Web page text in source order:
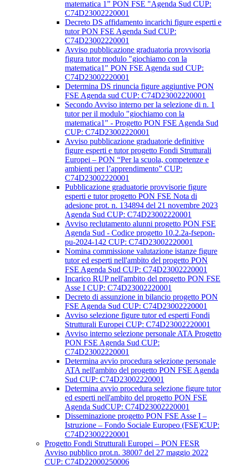
matematica 1” PON FSE "Agenda Sud CUP:
C74D23002220001
Decreto DS affidamento incarichi figure esperti e
tutor PON FSE Agenda Sud CUP:
C74D23002220001
Avviso pubblicazione graduatoria provvisoria
figura tutor modulo "giochiamo con la
matematica1" PON FSE Agenda sud CUP:
C74D23002220001
Determina DS rinuncia figure aggiuntive PON
FSE Agenda sud CUP: C74D23002220001
Secondo Avviso interno per la selezione di n. 1
tutor per il modulo "giochiamo con la
matematica1" - Progetto PON FSE Agenda Sud
CUP: C74D23002220001
Avviso pubblicazione graduatorie definitive
figure esperti e tutor progetto Fondi Strutturali
Europei – PON “Per la scuola, competenze e
ambienti per l’apprendimento” CUP:
C74D23002220001
Pubblicazione graduatorie provvisorie figure
esperti e tutor progetto PON FSE Nota di
adesione prot. n. 134894 del 21 novembre 2023
Agenda Sud CUP: C74D23002220001
Avviso reclutamento alunni progetto PON FSE
Agenda Sud - Codice progetto 10.2.2a-fsepon-
pu-2024-142 CUP: C74D23002220001
Nomina commissione valutazione istanze figure
tutor ed esperti nell'ambito del progetto PON
FSE Agenda Sud CUP: C74D23002220001
Incarico RUP nell'ambito del progetto PON FSE
Asse I CUP: C74D23002220001
Decreto di assunzione in bilancio progetto PON
FSE Agenda Sud CUP: C74D23002220001
Avviso selezione figure tutor ed esperti Fondi
Strutturali Europei CUP: C74D23002220001
Avviso interno selezione personale ATA Progetto
PON FSE Agenda Sud CUP:
C74D23002220001
Determina avvio procedura selezione personale
ATA nell'ambito del progetto PON FSE Agenda
Sud CUP: C74D23002220001
Determina avvio procedura selezione figure tutor
ed esperti nell'ambito del progetto PON FSE
Agenda SudCUP: C74D23002220001
Disseminazione progetto PON FSE Asse I –
Istruzione – Fondo Sociale Europeo (FSE)CUP:
C74D23002220001
Progetto Fondi Strutturali Europei – PON FESR
Avviso pubblico prot.n. 38007 del 27 maggio 2022
CUP: C74D22000250006